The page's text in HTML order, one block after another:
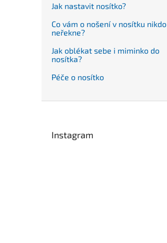
Jak nastavit nosítko?
Co vám o nošení v nosítku nikdo
neřekne?
Jak oblékat sebe i miminko do
nosítka?
Péče o nosítko
Instagram